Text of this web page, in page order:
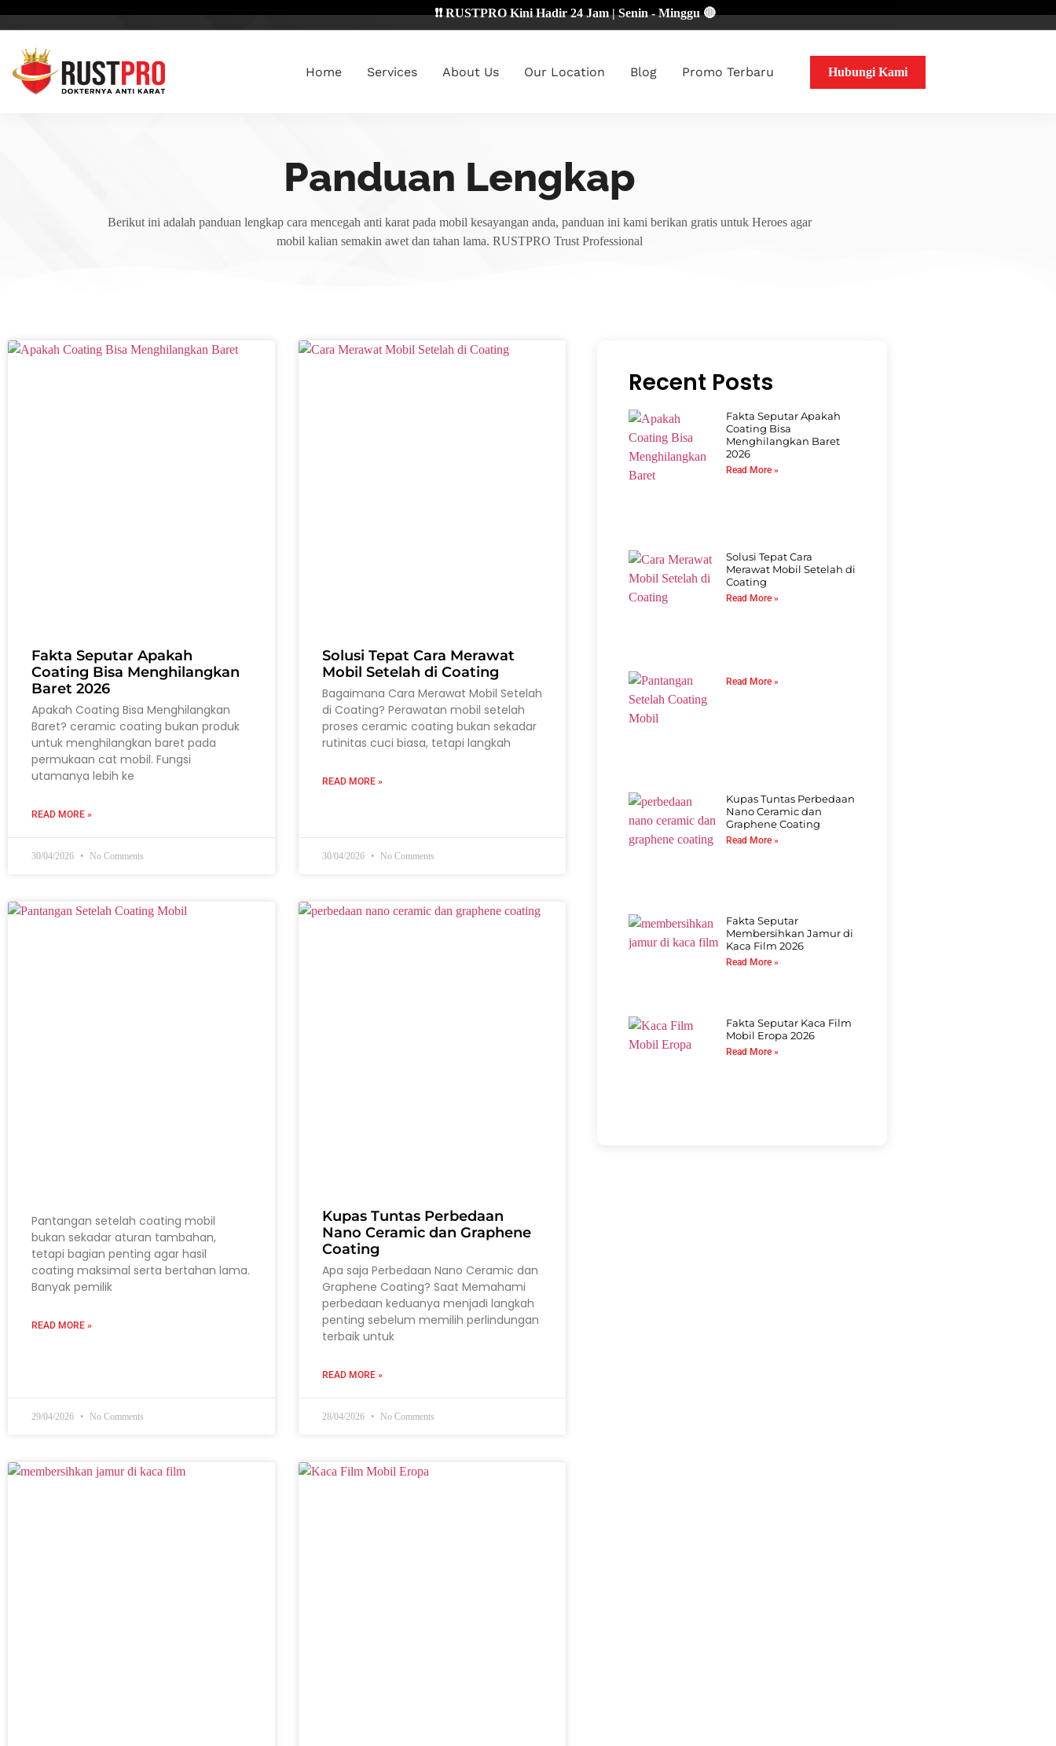
❗❗ RUSTPRO Kini Hadir 24 Jam | Senin - Minggu 🔴
Home Services About Us Our Location Blog Promo Terbaru Hubungi Kami
Panduan Lengkap
Berikut ini adalah panduan lengkap cara mencegah anti karat pada mobil kesayangan anda, panduan ini kami berikan gratis untuk Heroes agar
mobil kalian semakin awet dan tahan lama. RUSTPRO Trust Professional
Fakta Seputar Apakah
Coating Bisa Menghilangkan
Baret 2026
Apakah Coating Bisa Menghilangkan
Baret? ceramic coating bukan produk
untuk menghilangkan baret pada
permukaan cat mobil. Fungsi
utamanya lebih ke
READ MORE »
30/04/2026 No Comments
Solusi Tepat Cara Merawat
Mobil Setelah di Coating
Bagaimana Cara Merawat Mobil Setelah
di Coating? Perawatan mobil setelah
proses ceramic coating bukan sekadar
rutinitas cuci biasa, tetapi langkah
READ MORE »
30/04/2026 No Comments
Pantangan setelah coating mobil
bukan sekadar aturan tambahan,
tetapi bagian penting agar hasil
coating maksimal serta bertahan lama.
Banyak pemilik
READ MORE »
29/04/2026 No Comments
Kupas Tuntas Perbedaan
Nano Ceramic dan Graphene
Coating
Apa saja Perbedaan Nano Ceramic dan
Graphene Coating? Saat Memahami
perbedaan keduanya menjadi langkah
penting sebelum memilih perlindungan
terbaik untuk
READ MORE »
28/04/2026 No Comments
Recent Posts
Fakta Seputar Apakah
Coating Bisa
Menghilangkan Baret
2026
Read More »
Solusi Tepat Cara
Merawat Mobil Setelah di
Coating
Read More »
Read More »
Kupas Tuntas Perbedaan
Nano Ceramic dan
Graphene Coating
Read More »
Fakta Seputar
Membersihkan Jamur di
Kaca Film 2026
Read More »
Fakta Seputar Kaca Film
Mobil Eropa 2026
Read More »